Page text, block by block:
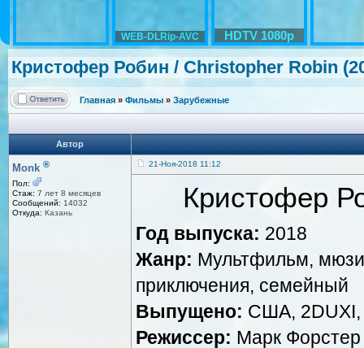
WEB-DLRip-AVC HDTV 1080p
Кристофер Робин / Christopher Robin
Главная » Фильмы » Зарубежные
Автор
Monk ®
Пол:
Стаж: 7 лет 8 месяцев
Сообщений: 14032
Откуда: Казань
21-Ноя-2018 11:12
Кристофер
Год выпуска: 2018
Жанр: Мультфильм,
приключения, семейный
Выпущено: США, 2DUXІ,
Режиссер: Марк Форстер